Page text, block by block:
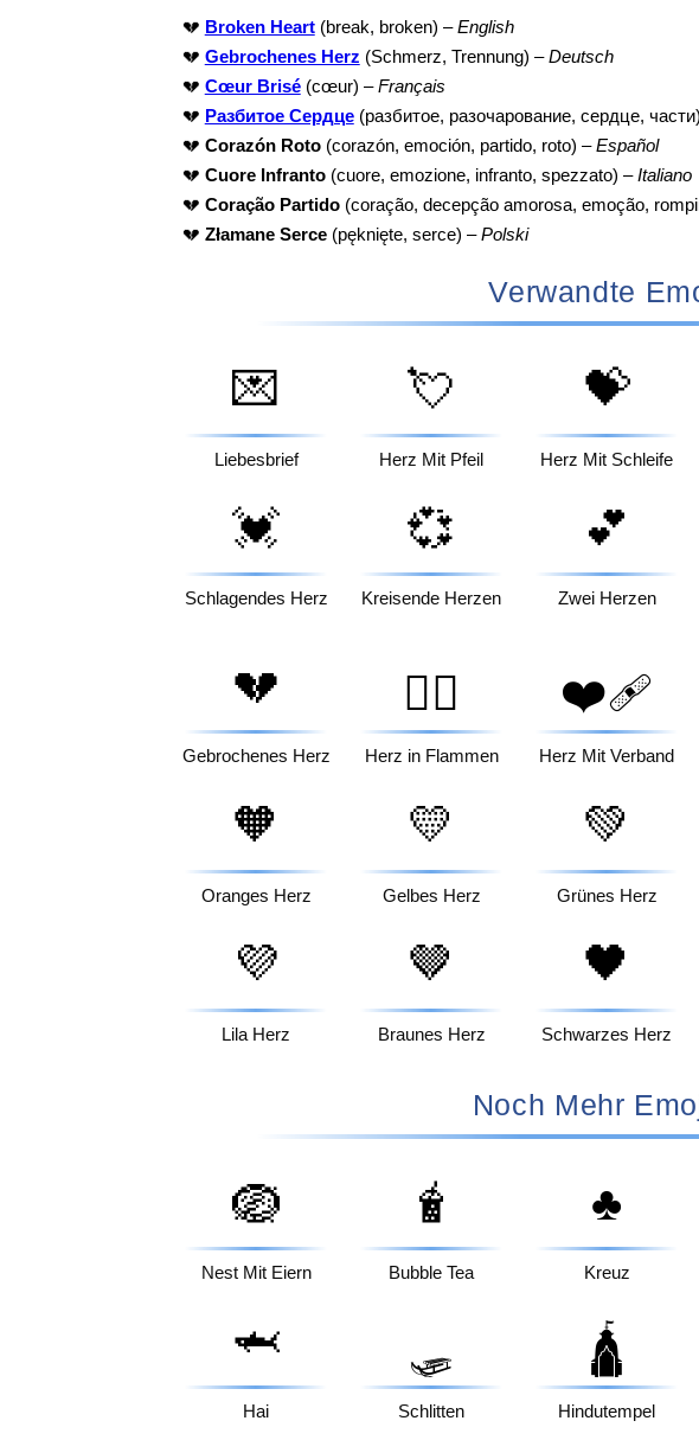
💔 Broken Heart(break, broken) –English
💔 Gebrochenes Herz (Schmerz, Trennung) –Deutsch
💔 Cœur Brisé(cœur) –Français
💔 Разбитое Сердце(разбитое, разочарование, сердце,
💔 Corazón Roto(corazón, emoción, partido, roto) –Español
💔 Cuore Infranto(cuore, emozione, infranto, spezzato) –Italiano
💔 Coração Partido(coração, decepção amorosa, emoção,
💔 Złamane Serce(pęknięte, serce) –Polski
Verwandte
💌
Liebesbrief
💘
Herz Mit Pfeil
💝
Herz Mit Schleife
💓
Schlagendes Herz
💞
Kreisende Herzen
💕
Zwei Herzen
💔
Gebrochenes Herz
❤️‍🔥
Herz in Flammen
❤️‍🩹
Herz Mit Verband
🧡
Oranges Herz
💛
Gelbes Herz
💚
Grünes Herz
💜
Lila Herz
🤎
Braunes Herz
🖤
Schwarzes Herz
Noch Mehr
🪺
Nest Mit Eiern
🧋
Bubble Tea
♣️
Kreuz
🦈
Hai
🛷
Schlitten
🛕
Hindutempel